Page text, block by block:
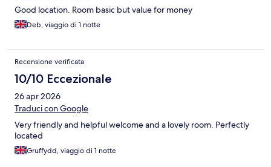
Good location. Room basic but value for money
Deb, viaggio di 1 notte
Recensione verificata
10/10 Eccezionale
26 apr 2026
Traduci con Google
Very friendly and helpful welcome and a lovely room. Perfectly
located
Gruffydd, viaggio di 1 notte